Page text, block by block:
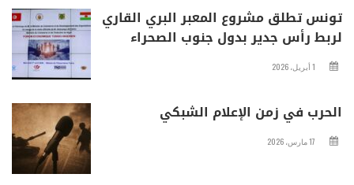
تونس تطلق مشروع المعبر البري القاري
لربط رأس جدير بدول جنوب الصحراء
1 أبريل، 2026
الحرب في زمن الإعلام الشبكي
17 مارس، 2026